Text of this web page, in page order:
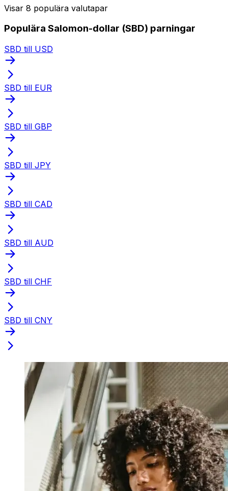
Visar 8 populära valutapar
Populära Salomon-dollar (SBD) parningar
SBD till USD
SBD till EUR
SBD till GBP
SBD till JPY
SBD till CAD
SBD till AUD
SBD till CHF
SBD till CNY